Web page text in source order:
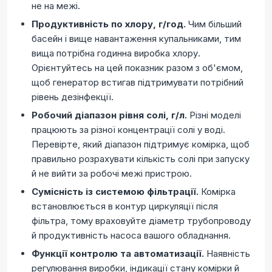
не на межі.
Продуктивність по хлору, г/год. Чим більший
басейн і вище навантаження купальниками, тим
вища потрібна годинна виробка хлору.
Орієнтуйтесь на цей показник разом з об'ємом,
щоб генератор встигав підтримувати потрібний
рівень дезінфекції.
Робочий діапазон рівня солі, г/л. Різні моделі
працюють за різної концентрації солі у воді.
Перевірте, який діапазон підтримує комірка, щоб
правильно розрахувати кількість солі при запуску
й не вийти за робочі межі пристрою.
Сумісність із системою фільтрації. Комірка
встановлюється в контур циркуляції після
фільтра, тому враховуйте діаметр трубопроводу
й продуктивність насоса вашого обладнання.
Функції контролю та автоматизації. Наявність
регулювання виробки, індикації стану комірки й